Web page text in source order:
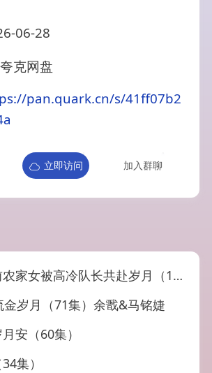
06-28
夸克网盘
pan.quark.cn/s/41ff07b2
立即访问 加入群聊
队长共赴岁月（100集）王千硕（王超超）＆张瀚文（女）
岁月（71集）余戬&马铭婕
安（60集）
集）